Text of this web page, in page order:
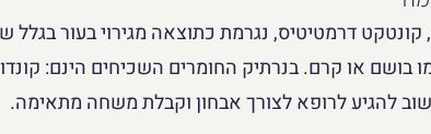
דרמטיטיס, נגרמת כתוצאה מגירוי בעור בגלל
בושם או קרם. בנרתיק החומרים השכיחים הינם:
להגיע לרופא לצורך אבחון וקבלת משחה מתאימה.